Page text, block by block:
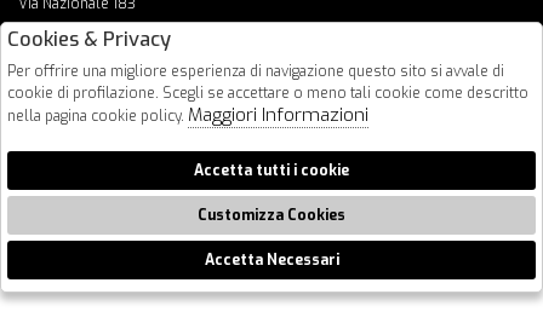
64026 Roseto Degli Abruzzi
info@bigbagshoponline.it
follow us
2026 BigBag - P.iva : 00916940679 Powered by
🍪
Cookies & Privacy
Per offrire una migliore esperienza di navigazione questo sito si avvale di
cookie di profilazione. Scegli se accettare o meno tali cookie come descritto
nella pagina cookie policy. Maggiori Informazioni
Accetta tutti i cookie
Customizza Cookies
Accetta Necessari